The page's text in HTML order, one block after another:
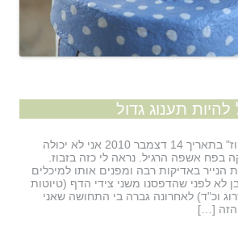
להיות תענוג גדול
פורסם לראשונה ב"תפוז" בתאריך 14 דצמבר 2010 אני לא יכולה
בפח אשפה הרגיל. נראה לי כזה בזבוז.
הנייר באדיקות רבה ומפנים אותו למיכלים
לא לפני שהדפסנו משני צידי הדף (טיוטות
וכ"ד) לאחרונה גברה בי התחושה שאני
הזה […]